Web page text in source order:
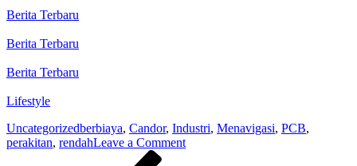
Berita Terbaru
Berita Terbaru
Berita Terbaru
Lifestyle
Uncategorizedberbiaya, Candor, Industri, Menavigasi, PCB,
perakitan, rendahLeave a Commenton